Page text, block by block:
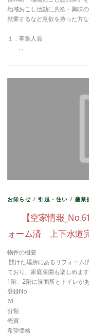
地域おこし活動に意欲・興味
就業するなど意欲を持った方
１．募集人員
…
お知らせ / 引越・住い /産業
【空家情報
ォーム済 上下水道
物件の概要
開けた場所にあるリフォーム
ており、家庭菜園も楽しめます
1階、2階に洗面所とトイレが
登録No.
61
分類
売買
希望価